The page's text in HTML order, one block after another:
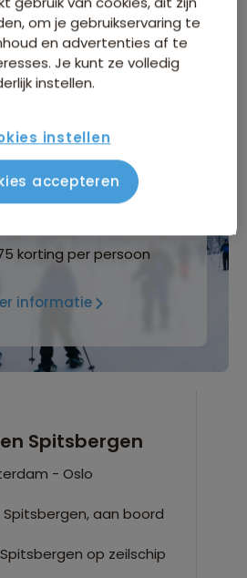
korting per persoon
informatie
Spitsbergen
- Oslo
aan boord
op zeilschip
om je gebruikservaring te
en advertenties af te
Je kunt ze volledig
instellen.
instellen
accepteren